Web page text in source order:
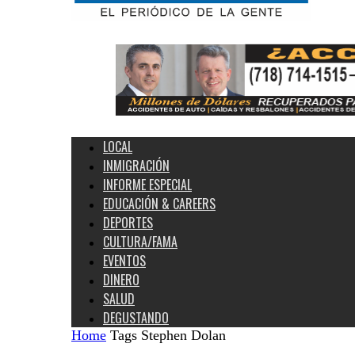
Estados
LOCAL
INMIGRACIÓN
INFORME ESPECIAL
EDUCACIÓN & CAREERS
DEPORTES
CULTURA/FAMA
EVENTOS
DINERO
SALUD
DEGUSTANDO
Home Tags Stephen Dolan